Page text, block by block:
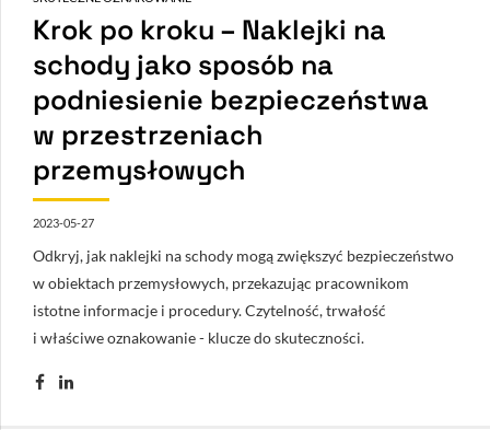
Krok po kroku – Naklejki na
schody jako sposób na
podniesienie bezpieczeństwa
w przestrzeniach
przemysłowych
2023-05-27
Odkryj, jak naklejki na schody mogą zwiększyć bezpieczeństwo
w obiektach przemysłowych, przekazując pracownikom
istotne informacje i procedury. Czytelność, trwałość
i właściwe oznakowanie - klucze do skuteczności.